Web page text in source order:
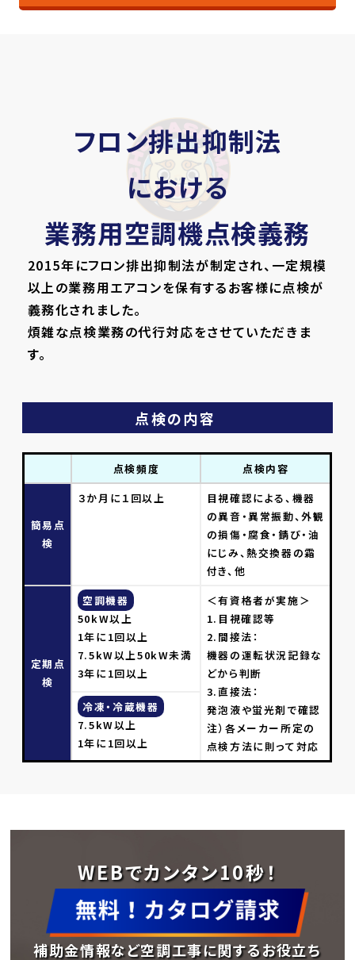
フロン排出抑制法
における
業務用空調機点検義務
2015年にフロン排出抑制法が制定され、一定規模
以上の業務用エアコンを保有するお客様に点検が
義務化されました。
煩雑な点検業務の代行対応をさせていただきま
す。
点検の内容
点検頻度 点検内容
簡易点
検
３か月に１回以上
目視確認による、機器
の異音・異常振動、外観
の損傷・腐食・錆び・油
にじみ、熱交換器の霜
付き、他
定期点
検
空調機器
50kW以上
1年に1回以上
7.5kW以上50kW未満
3年に1回以上
＜有資格者が実施＞
1.目視確認等
2.間接法：
機器の運転状況記録な
どから判断
3.直接法：
発泡液や蛍光剤で確認
注）各メーカー所定の
点検方法に則って対応
冷凍・冷蔵機器
7.5kW以上
1年に1回以上
WEBでカンタン10秒！
補助金情報など空調工事に関するお役立ち